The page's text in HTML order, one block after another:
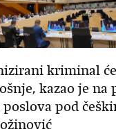
kriminal
kazao je
pod